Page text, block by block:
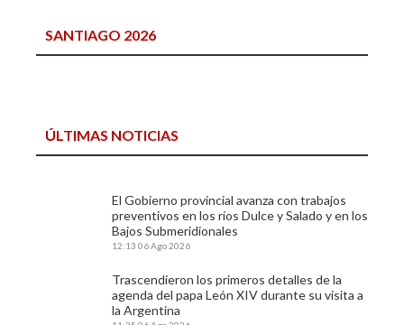
SANTIAGO 2026
ÚLTIMAS NOTICIAS
El Gobierno provincial avanza con trabajos
preventivos en los ríos Dulce y Salado y en los
Bajos Submeridionales
12:13 06 Ago 2026
Trascendieron los primeros detalles de la
agenda del papa León XIV durante su visita a
la Argentina